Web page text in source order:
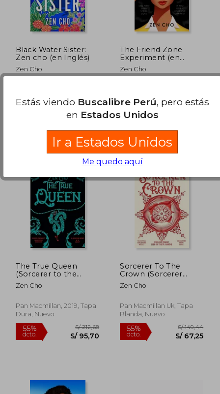
Black Water Sister:
Zen cho (en Inglés)
Zen Cho
Edición, Tapa Blanda,
Nuevo
55%
dcto.
S/ 196,84
S/ 88,58
The Friend Zone
Experiment (en
Inglés)
Zen Cho
55%
dcto.
S/
S/
The True Queen
(Sorcerer to the
Crown Novels) (en
Inglés)
Zen Cho
Pan Macmillan, 2019, Tapa
Dura, Nuevo
Sorcerer To The
Crown (Sorcerer
Royal trilogy)
Zen Cho
Pan Macmillan Uk, Tapa
Blanda, Nuevo
Estás viendo Buscalibre Perú, pero estás
en Estados Unidos
Ir a Estados Unidos
Me quedo aquí